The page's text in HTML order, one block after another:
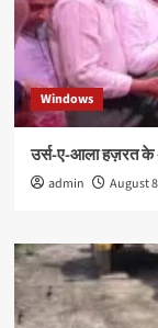
Windows
उर्स-ए-आला हज़रत के
admin August